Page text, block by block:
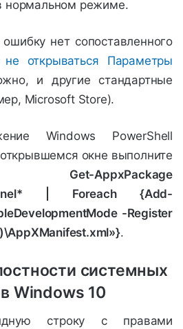
нормальном режиме.
нет сопоставленного
не открываться Параметры
и другие стандартные
Microsoft Store).
Windows PowerShell
окне выполните
Get-AppxPackage
| Foreach {Add-
-Register
.
системных
Windows 10
строку с правами